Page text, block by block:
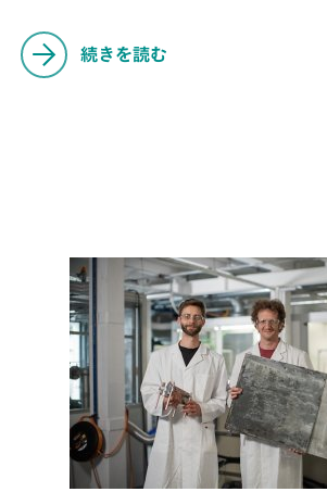
続きを読む